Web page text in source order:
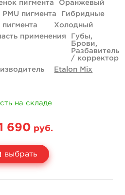
пигмента
Оранжевый
PMU пигмента
Гибридные
пигмента
Холодный
применения
Губы,
Брови,
Разбавитель
/ корректор
Etalon Mix
на складе
690 руб.
выбрать